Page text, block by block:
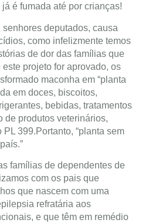
é fumada até por crianças!
deputados, causa
como infelizmente temos
de dor das famílias que
projeto for aprovado, os
maconha em “planta
em doces, biscoitos,
bebidas, tratamentos
de produtos veterinários,
399.Portanto, “planta sem
famílias de dependentes de
com os pais que
que nascem com uma
refratária aos
e que têm em remédio